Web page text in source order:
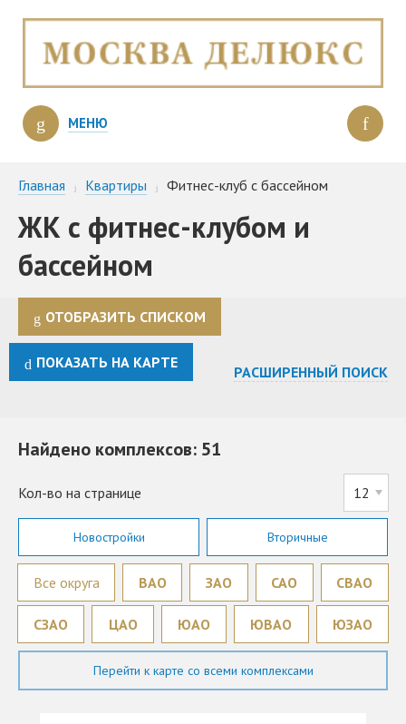
МЕНЮ
Главная Квартиры Фитнес-клуб с бассейном
ЖК с фитнес-клубом и
бассейном
ОТОБРАЗИТЬ СПИСКОМ
ПОКАЗАТЬ НА КАРТЕ
РАСШИРЕННЫЙ ПОИСК
Найдено комплексов: 51
Кол-во на странице
Новостройки Вторичные
Все округа ВАО ЗАО САО СВАО
СЗАО ЦАО ЮАО ЮВАО ЮЗАО
Перейти к карте со всеми комплексами